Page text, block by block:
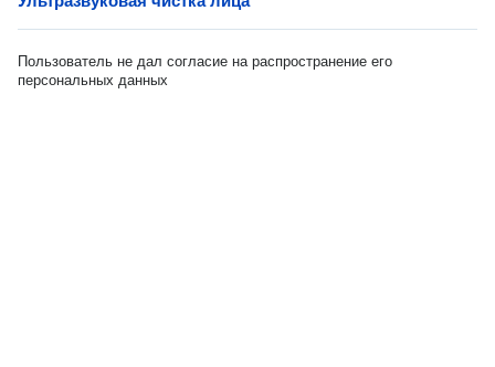
Пользователь не дал согласие на распространение его
персональных данных